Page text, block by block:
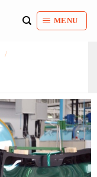
MENU
/